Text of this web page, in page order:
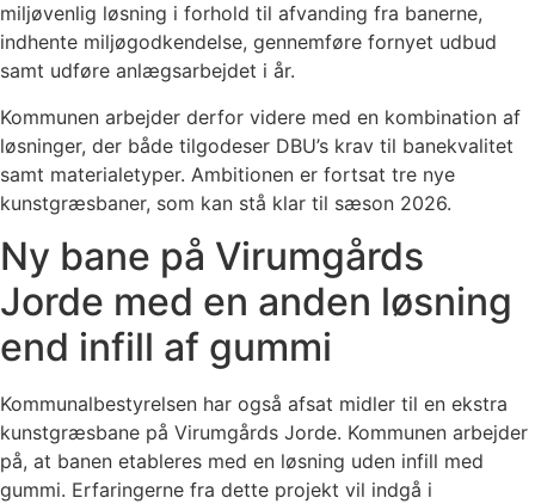
miljøvenlig løsning i forhold til afvanding fra banerne,
indhente miljøgodkendelse, gennemføre fornyet udbud
samt udføre anlægsarbejdet i år.
Kommunen arbejder derfor videre med en kombination af
løsninger, der både tilgodeser DBU’s krav til banekvalitet
samt materialetyper. Ambitionen er fortsat tre nye
kunstgræsbaner, som kan stå klar til sæson 2026.
Ny bane på Virumgårds
Jorde med en anden løsning
end infill af gummi
Kommunalbestyrelsen har også afsat midler til en ekstra
kunstgræsbane på Virumgårds Jorde. Kommunen arbejder
på, at banen etableres med en løsning uden infill med
gummi. Erfaringerne fra dette projekt vil indgå i